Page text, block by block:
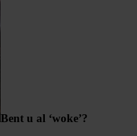
Bent u al ‘woke’?